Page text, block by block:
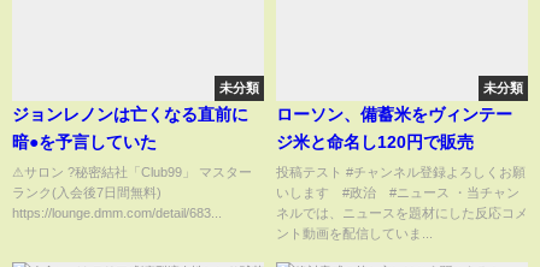
未分類
ジョンレノンは亡くなる直前に
暗●を予言していた
⚠サロン ?秘密結社「Club99」 マスター
ランク(入会後7日間無料)
https://lounge.dmm.com/detail/683...
未分類
ローソン、備蓄米をヴィンテー
ジ米と命名し120円で販売
投稿テスト #チャンネル登録よろしくお願
いします #政治 #ニュース ・当チャン
ネルでは、ニュースを題材にした反応コメ
ント動画を配信していま...